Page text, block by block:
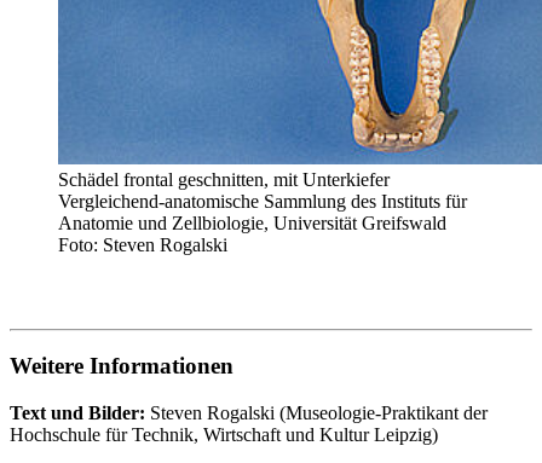
Schädel frontal geschnitten, mit Unterkiefer
Vergleichend-anatomische Sammlung des Instituts für
Anatomie und Zellbiologie, Universität Greifswald
Foto: Steven Rogalski
Weitere Informationen
Text und Bilder: Steven Rogalski (Museologie-Praktikant der
Hochschule für Technik, Wirtschaft und Kultur Leipzig)